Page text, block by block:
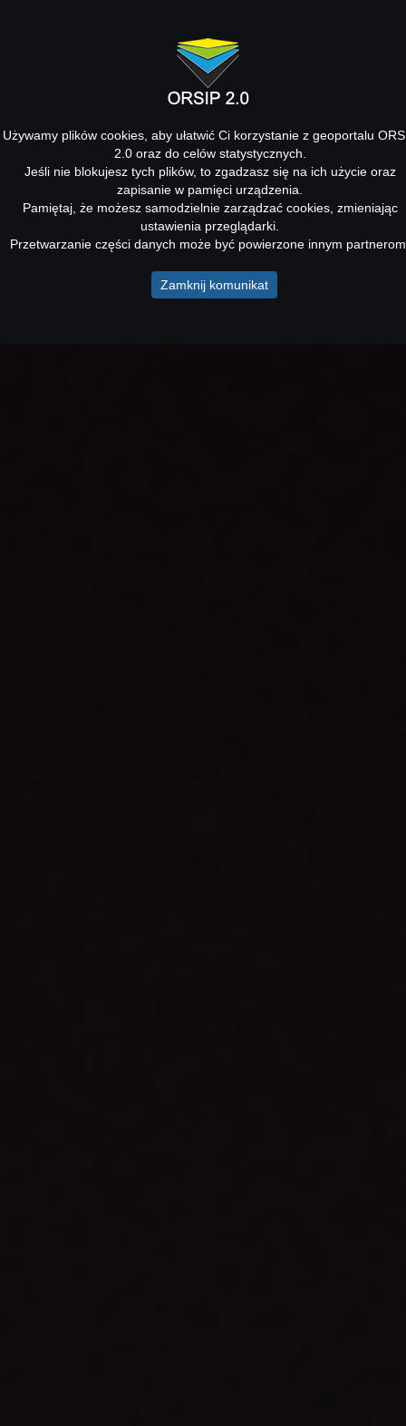
Używamy plików cookies, aby ułatwić Ci korzystanie z geoportalu
2.0 oraz do celów statystycznych.
Jeśli nie blokujesz tych plików, to zgadzasz się na ich użycie oraz
zapisanie w pamięci urządzenia.
Pamiętaj, że możesz samodzielnie zarządzać cookies, zmieniając
ustawienia przeglądarki.
Przetwarzanie części danych może być powierzone innym
Zamknij komunikat